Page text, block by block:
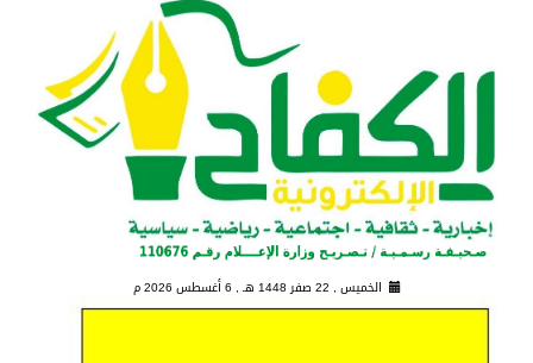
الخميس , 22 صفر 1448 هـ , 6 أغسطس 2026 م